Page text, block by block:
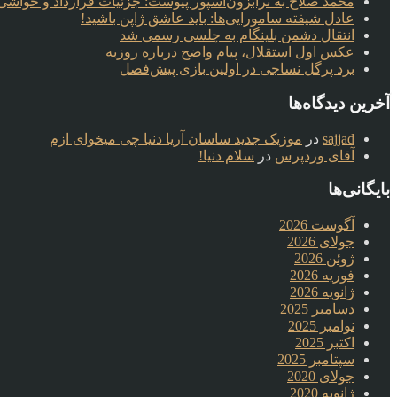
عادل شیفته سامورایی‌ها: باید عاشق ژاپن باشید!
انتقال دشمن بلینگام به چلسی رسمی شد
عکس اول استقلال، پیام واضح درباره روزبه
برد پرگل نساجی در اولین بازی پیش‌فصل
آخرین دیدگاه‌ها
sajjad در موزیک جدید ساسان آریا دنیا چی میخوای ازم
آقای وردپرس در سلام دنیا!
بایگانی‌ها
آگوست 2026
جولای 2026
ژوئن 2026
فوریه 2026
ژانویه 2026
دسامبر 2025
نوامبر 2025
اکتبر 2025
سپتامبر 2025
جولای 2020
ژانویه 2020